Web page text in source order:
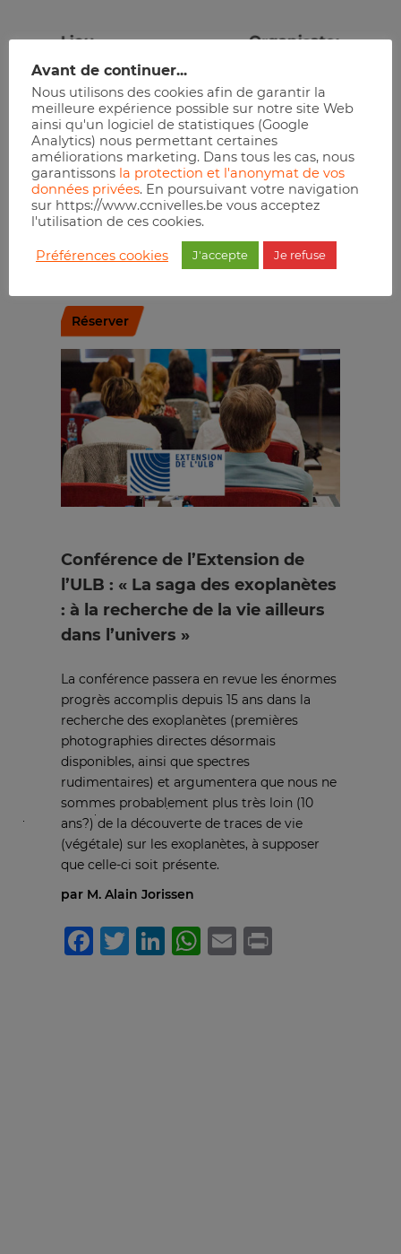
Lieu
Salle des
mariages de
l’Hôtel de Ville
Place Albert
1er, 2
Nivelles 1400
Belgium
+ Google Map
Organisateur
l’ULB de
Nivelles
Téléphone :
0495/67.81.31
E-mail :
https://extension.ulb.be
Réserver
Conférence de l’Extension de
l’ULB : « La saga des exoplanètes
: à la recherche de la vie ailleurs
dans l’univers »
La conférence passera en revue les énormes
progrès accomplis depuis 15 ans dans la
recherche des exoplanètes (premières
photographies directes désormais
disponibles, ainsi que spectres
rudimentaires) et argumentera que nous ne
sommes probablement plus très loin (10
ans?) de la découverte de traces de vie
(végétale) sur les exoplanètes, à supposer
que celle-ci soit présente.
par M. Alain Jorissen
Facebook
Twitter
LinkedIn
WhatsApp
Email
Avant de continuer...
Nous utilisons des cookies afin de garantir la
meilleure expérience possible sur notre site Web
ainsi qu'un logiciel de statistiques (Google
Analytics) nous permettant certaines
améliorations marketing. Dans tous les cas, nous
garantissons la protection et l'anonymat de vos
données privées. En poursuivant votre navigation
sur https://www.ccnivelles.be vous acceptez
l'utilisation de ces cookies.
Préférences cookies J'accepte Je refuse